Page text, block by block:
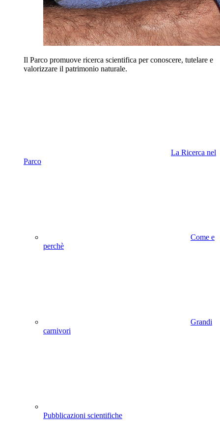
Il Parco promuove ricerca scientifica per conoscere, tutelare e
valorizzare il patrimonio naturale.
La Ricerca nel
Parco
Come e
perchè
Grandi
carnivori
Pubblicazioni scientifiche